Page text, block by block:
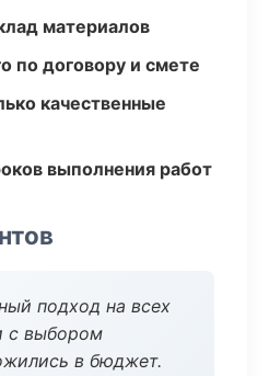
материалов
по договору и смете
качественные
выполнения работ
подход на всех
с выбором
в бюджет.